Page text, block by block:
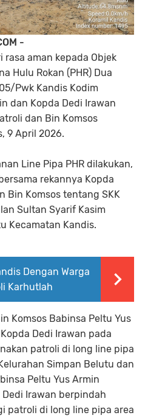
-
rasa aman kepada Objek
Hulu Rokan (PHR) Dua
Pwk Kandis Kodim
dan Kopda Dedi Irawan
dan Bin Komsos
9 April 2026.
Line Pipa PHR dilakukan,
rekannya Kopda
Bin Komsos tentang SKK
Sultan Syarif Kasim
Kecamatan Kandis.
Dengan Warga
Karhutlah
Komsos Babinsa Peltu Yus
Dedi Irawan pada
patroli di long line pipa
Simpan Belutu dan
Peltu Yus Armin
Irawan berpindah
patroli di long line pipa area